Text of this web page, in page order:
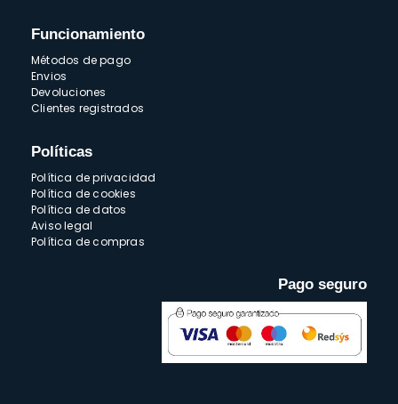
Funcionamiento
Métodos de pago
Envios
Devoluciones
Clientes registrados
Políticas
Política de privacidad
Política de cookies
Política de datos
Aviso legal
Política de compras
Pago seguro